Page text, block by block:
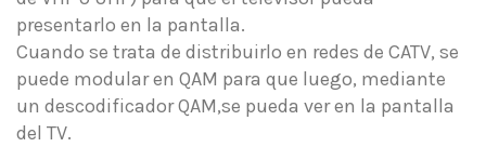
presentarlo en la pantalla.
Cuando se trata de distribuirlo en redes de CATV, se
puede modular en QAM para que luego, mediante
un descodificador QAM,se pueda ver en la pantalla
del TV.